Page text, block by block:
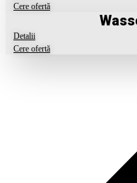
Cere ofertă
Detalii
Cere ofertă